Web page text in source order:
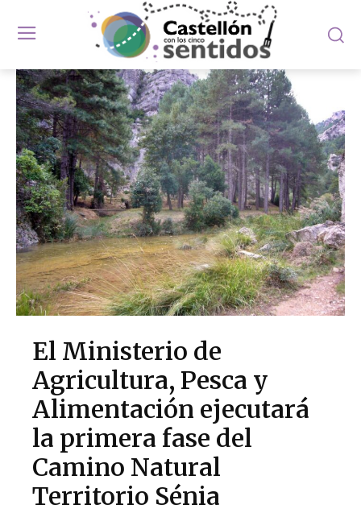
El Ministerio de
Agricultura, Pesca y
Alimentación ejecutará
la primera fase del
Camino Natural
Territorio Sénia